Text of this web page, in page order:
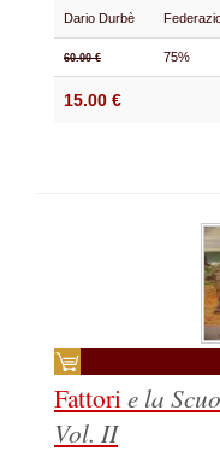
Dario Durbè
60.00 € 75%
15.00 €
Fattorie la
Vol. II